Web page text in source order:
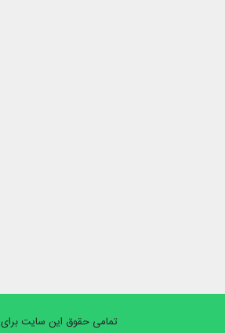
تمامی حقوق این سایت برای